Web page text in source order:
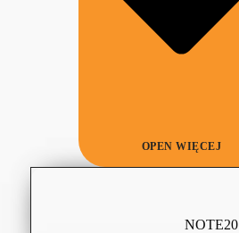
OPEN WIĘCEJ
NOTE20